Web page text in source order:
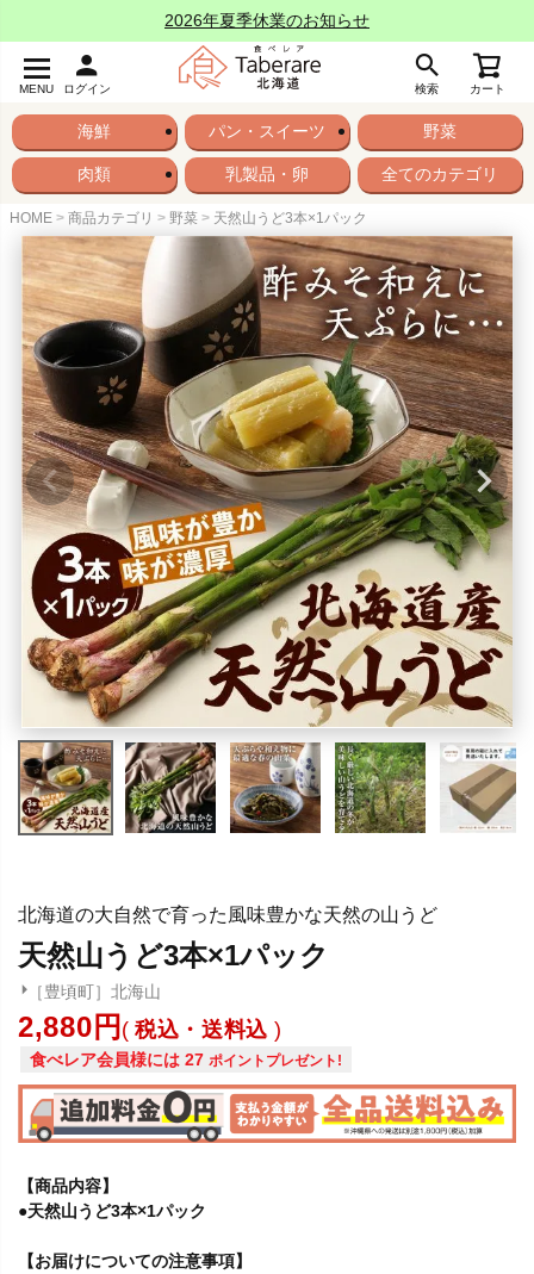
2026年夏季休業のお知らせ
MENU ログイン 検索 カート
海鮮 パン・スイーツ 野菜
肉類 乳製品・卵 全てのカテゴリ
HOME 商品カテゴリ 野菜 天然山うど3本×1パック
北海道の大自然で育った風味豊かな天然の山うど
天然山うど3本×1パック
［豊頃町］北海山
2,880 税込・送料込
食べレア会員様には 27 ポイントプレゼント!
【商品内容】
●天然山うど3本×1パック
【お届けについての注意事項】